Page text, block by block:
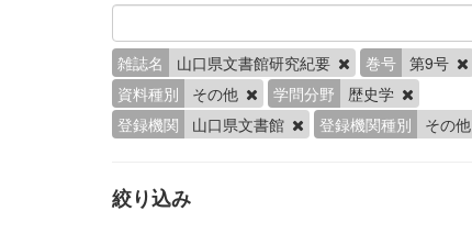
雑誌名 山口県文書館研究紀要 巻号 第9号
資料種別
その他 学問分野
歴史学
登録機関
山口県文書館 登録機関種別 その他
絞り込み